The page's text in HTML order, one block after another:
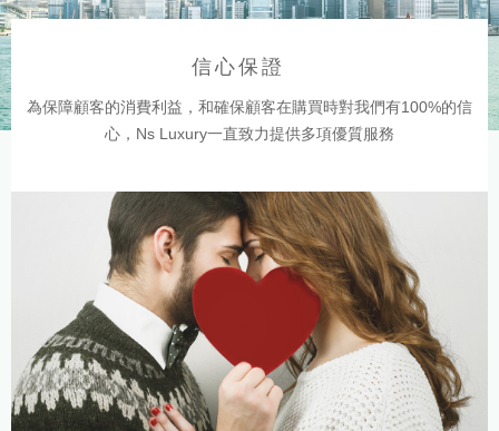
信心保證
為保障顧客的消費利益，和確保顧客在購買時對我們有100%的信
心，Ns Luxury一直致力提供多項優質服務